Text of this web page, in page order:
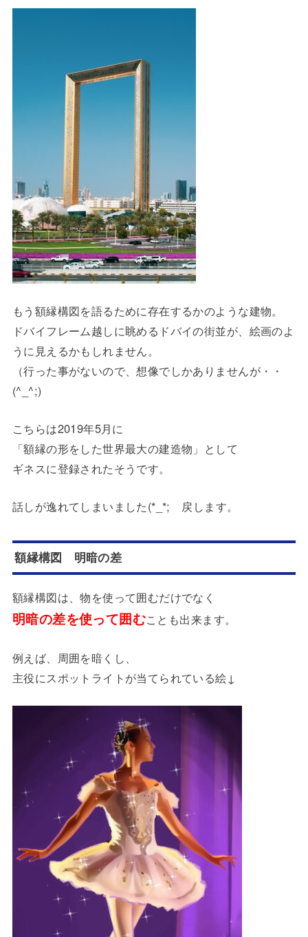
もう額縁構図を語るために存在するかのような建物。
ドバイフレーム越しに眺めるドバイの街並が、絵画のよ
うに見えるかもしれません。
（行った事がないので、想像でしかありませんが・・
(^_^;)
こちらは2019年5月に
「額縁の形をした世界最大の建造物」として
ギネスに登録されたそうです。
話しが逸れてしまいました(*_*; 戻します。
額縁構図 明暗の差
額縁構図は、物を使って囲むだけでなく
明暗の差を使って囲むことも出来ます。
例えば、周囲を暗くし、
主役にスポットライトが当てられている絵↓